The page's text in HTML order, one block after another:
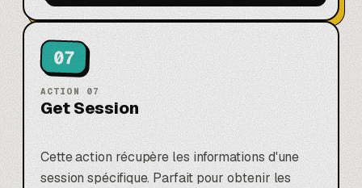
07
ACTION 07
Get Session
Cette action récupère les informations d'une
session spécifique. Parfait pour obtenir les